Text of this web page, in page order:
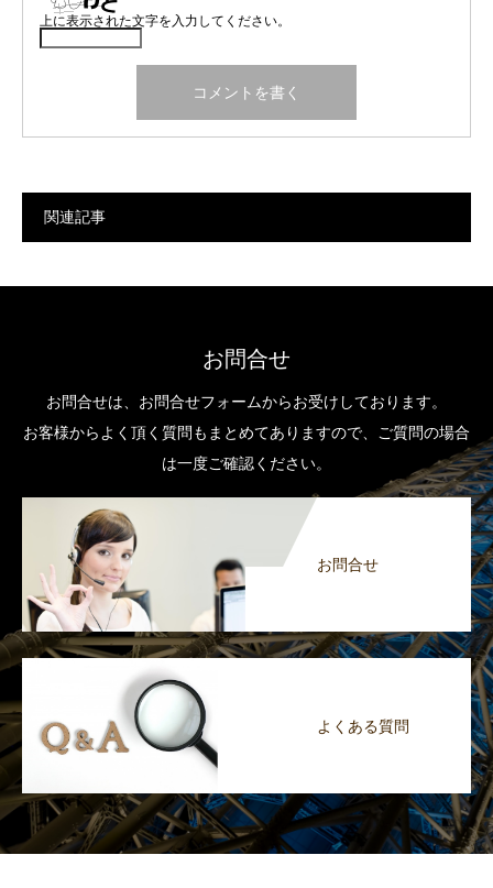
上に表示された文字を入力してください。
関連記事
お問合せ
お問合せは、お問合せフォームからお受けしております。
お客様からよく頂く質問もまとめてありますので、ご質問の場合
は一度ご確認ください。
お問合せ
よくある質問